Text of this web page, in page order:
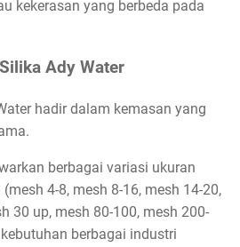
kekerasan yang berbeda pada
Ady Water
hadir dalam kemasan yang
berbagai variasi ukuran
4-8, mesh 8-16, mesh 14-20,
30 up, mesh 80-100, mesh 200-
berbagai industri